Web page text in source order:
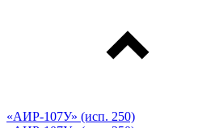
«АИР-107У» (исп. 250)